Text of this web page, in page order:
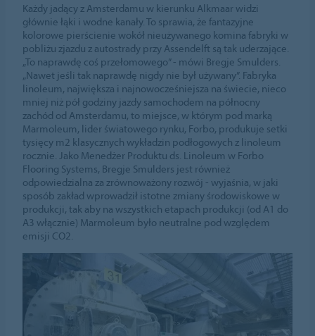
Każdy jadący z Amsterdamu w kierunku Alkmaar widzi
głównie łąki i wodne kanały. To sprawia, że fantazyjne
kolorowe pierścienie wokół nieużywanego komina fabryki w
pobliżu zjazdu z autostrady przy Assendelft są tak uderzające.
„To naprawdę coś przełomowego” - mówi Bregje Smulders.
„Nawet jeśli tak naprawdę nigdy nie był używany”. Fabryka
linoleum, największa i najnowocześniejsza na świecie, nieco
mniej niż pół godziny jazdy samochodem na północny
zachód od Amsterdamu, to miejsce, w którym pod marką
Marmoleum, lider światowego rynku, Forbo, produkuje setki
tysięcy m2 klasycznych wykładzin podłogowych z linoleum
rocznie. Jako Menedżer Produktu ds. Linoleum w Forbo
Flooring Systems, Bregje Smulders jest również
odpowiedzialna za zrównoważony rozwój - wyjaśnia, w jaki
sposób zakład wprowadził istotne zmiany środowiskowe w
produkcji, tak aby na wszystkich etapach produkcji (od A1 do
A3 włącznie) Marmoleum było neutralne pod względem
emisji CO2.